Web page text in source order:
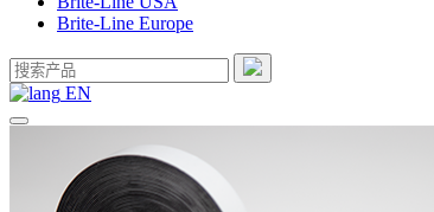
Brite-Line Europe
EN